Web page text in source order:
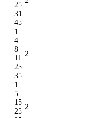
25
31
43
1
4
8
11
23
35
2
1
5
15
23
2